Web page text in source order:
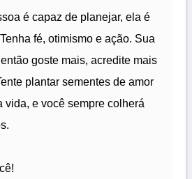
é capaz de planejar, ela é
fé, otimismo e ação. Sua
goste mais, acredite mais
plantar sementes de amor
vida, e você sempre colherá